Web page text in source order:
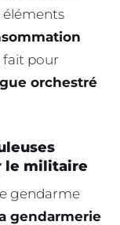
éléments
fait pour
orchestré
le militaire
gendarme
gendarmerie